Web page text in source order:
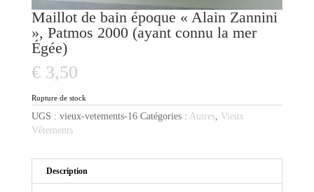
Maillot de bain époque « Alain Zannini
», Patmos 2000 (ayant connu la mer
Égée)
€3,50
Rupture de stock
UGS : vieux-vetements-16 Catégories : Autres, Vieux
Vêtements
Description